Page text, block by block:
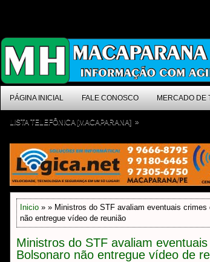
PÁGINA INICIAL FALE CONOSCO MERCADO DE
LISTA TELEFÔNICA [MACAPARANA] »
Inicio » » Ministros do STF avaliam eventuais crimes
não entregue vídeo de reunião
Ministros do STF avaliam
Bolsonaro não entregue vídeo de